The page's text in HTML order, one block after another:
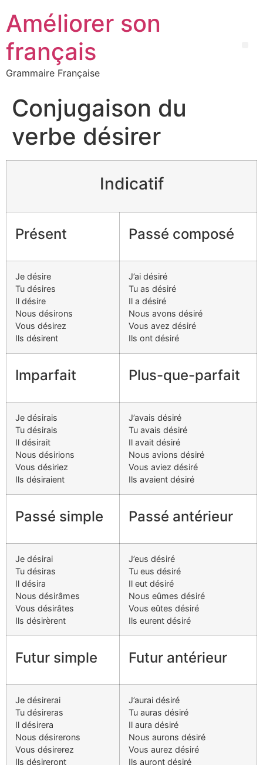
Améliorer son
français
Grammaire Française
Conjugaison du
verbe désirer
Indicatif
Présent Passé composé
Je désire
Tu désires
Il désire
Nous désirons
Vous désirez
Ils désirent
J’ai désiré
Tu as désiré
Il a désiré
Nous avons désiré
Vous avez désiré
Ils ont désiré
Imparfait Plus-que-parfait
Je désirais
Tu désirais
Il désirait
Nous désirions
Vous désiriez
Ils désiraient
J’avais désiré
Tu avais désiré
Il avait désiré
Nous avions désiré
Vous aviez désiré
Ils avaient désiré
Passé simple Passé antérieur
Je désirai
Tu désiras
Il désira
Nous désirâmes
Vous désirâtes
Ils désirèrent
J’eus désiré
Tu eus désiré
Il eut désiré
Nous eûmes désiré
Vous eûtes désiré
Ils eurent désiré
Futur simple Futur antérieur
Je désirerai
Tu désireras
Il désirera
Nous désirerons
Vous désirerez
Ils désireront
J’aurai désiré
Tu auras désiré
Il aura désiré
Nous aurons désiré
Vous aurez désiré
Ils auront désiré